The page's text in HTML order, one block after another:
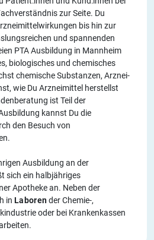
zur Seite. Du
bis hin zur
und spannenden
PTA Ausbildung in Mannheim
biologisches und chemisches
chemische Substanzen, Arznei-
wie Du Arzneimittel herstellst
ist Teil der
kannst Du die
den Besuch von
Ausbildung an der
sich ein halbjähriges
Apotheke an. Neben der
in Laborender Chemie-,
oder bei Krankenkassen